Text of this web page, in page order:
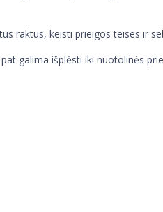
raktus, keisti prieigos teises ir
galima išplėsti iki nuotolinės